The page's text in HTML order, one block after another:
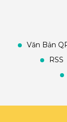
Văn Bản
RSS